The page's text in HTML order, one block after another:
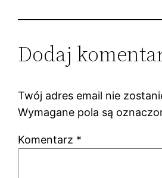
Dodaj
Twój adres email nie
Wymagane pola są
Komentarz *